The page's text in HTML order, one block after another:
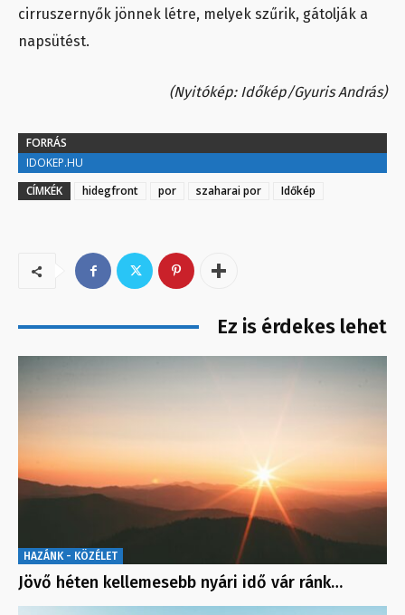
cirruszernyők jönnek létre, melyek szűrik, gátolják a
napsütést.
(Nyitókép: Időkép/Gyuris András)
FORRÁS
IDOKEP.HU
CÍMKÉK
hidegfront por szaharai por Időkép
Ez is érdekes lehet
HAZÁNK - KÖZÉLET
Jövő héten kellemesebb nyári idő vár ránk…